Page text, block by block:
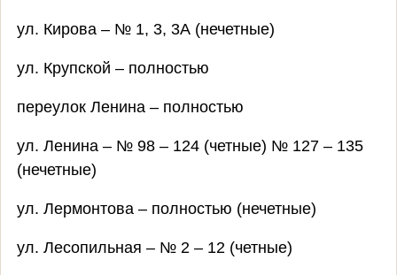
ул. Кирова – № 1, 3, 3А (нечетные)
ул. Крупской – полностью
переулок Ленина – полностью
ул. Ленина – № 98 – 124 (четные) № 127 – 135
(нечетные)
ул. Лермонтова – полностью (нечетные)
ул. Лесопильная – № 2 – 12 (четные)